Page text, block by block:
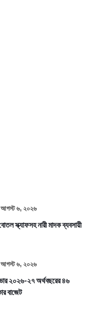
আগস্ট ৬, ২০২৬
স্ক্যাফসহ নারী মাদক ব্যবসায়ী
আগস্ট ৬, ২০২৬
২০২৬-২৭ অর্থবছরের ৪৬
বাজেট